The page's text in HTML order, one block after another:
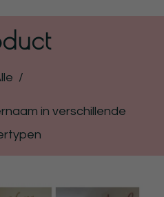
/
in verschillende